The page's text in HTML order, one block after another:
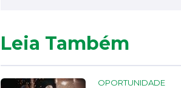
Leia Também
OPORTUNIDADE